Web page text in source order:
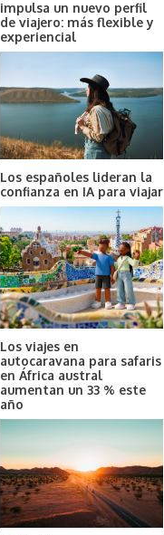
impulsa un nuevo perfil
de viajero: más flexible y
experiencial
Los españoles lideran la
confianza en IA para viajar
Los viajes en
autocaravana para safaris
en África austral
aumentan un 33 % este
año